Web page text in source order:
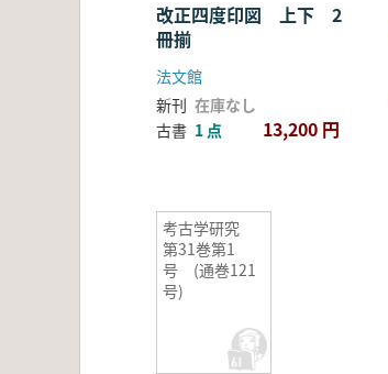
改正四度印図 上下 2
冊揃
法文館
新刊 在庫なし
古書 1 点 13,200 円
考古学研究
第31巻第1
号 (通巻121
号)